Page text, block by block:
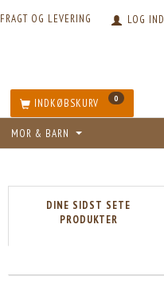
LOG IND
FRAGT OG LEVERING
INDKØBSKURV 0
MOR & BARN
DINE SIDST SETE
PRODUKTER